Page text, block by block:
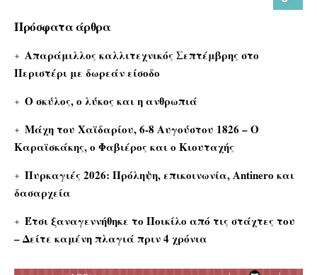
Πρόσφατα άρθρα
Απαράμιλλος καλλιτεχνικός Σεπτέμβρης στο
Περιστέρι με δωρεάν είσοδο
Ο σκύλος, ο λύκος και η ανθρωπιά
Μάχη του Χαϊδαρίου, 6-8 Αυγούστου 1826 – Ο
Καραϊσκάκης, ο Φαβιέρος και ο Κιουταχής
Πυρκαγιές 2026: Πρόληψη, επικοινωνία, Antinero και
δασαρχεία
Έτσι ξαναγεννήθηκε το Ποικίλο από τις στάχτες του
– Δείτε καμένη πλαγιά πριν 4 χρόνια